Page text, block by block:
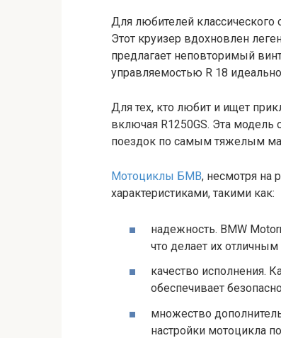
Для любителей классического
Этот круизер вдохновлен
предлагает неповторимый
управляемостью R 18
Для тех, кто любит и ищет
включая R1250GS. Эта модель
поездок по самым тяжелым
Мотоциклы БМВ, несмотря на
характеристиками, такими как:
надежность. BMW
что делает их
качество исполнения.
обеспечивает
множество
настройки мотоцикла